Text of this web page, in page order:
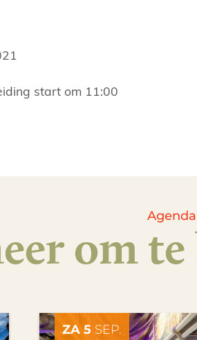
start om 11:00
Agenda
om te
ZA 5SEP.